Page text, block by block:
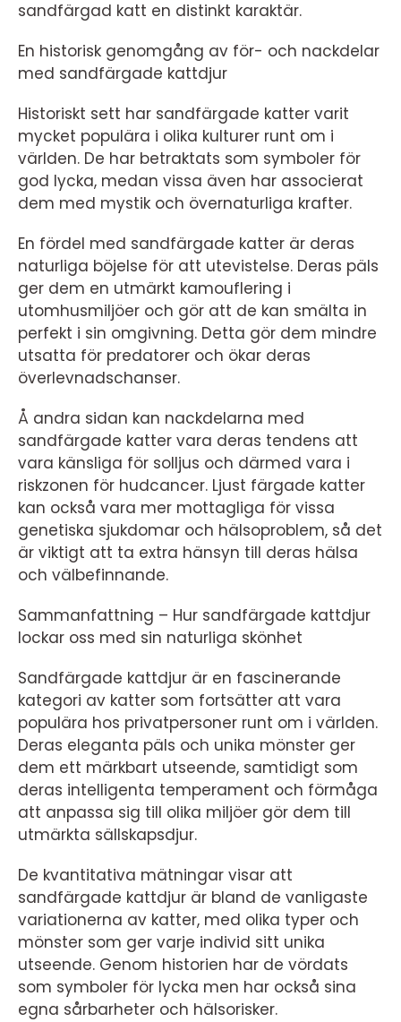
sandfärgad katt en distinkt karaktär.
En historisk genomgång av för- och nackdelar
med sandfärgade kattdjur
Historiskt sett har sandfärgade katter varit
mycket populära i olika kulturer runt om i
världen. De har betraktats som symboler för
god lycka, medan vissa även har associerat
dem med mystik och övernaturliga krafter.
En fördel med sandfärgade katter är deras
naturliga böjelse för att utevistelse. Deras päls
ger dem en utmärkt kamouflering i
utomhusmiljöer och gör att de kan smälta in
perfekt i sin omgivning. Detta gör dem mindre
utsatta för predatorer och ökar deras
överlevnadschanser.
Å andra sidan kan nackdelarna med
sandfärgade katter vara deras tendens att
vara känsliga för solljus och därmed vara i
riskzonen för hudcancer. Ljust färgade katter
kan också vara mer mottagliga för vissa
genetiska sjukdomar och hälsoproblem, så det
är viktigt att ta extra hänsyn till deras hälsa
och välbefinnande.
Sammanfattning – Hur sandfärgade kattdjur
lockar oss med sin naturliga skönhet
Sandfärgade kattdjur är en fascinerande
kategori av katter som fortsätter att vara
populära hos privatpersoner runt om i världen.
Deras eleganta päls och unika mönster ger
dem ett märkbart utseende, samtidigt som
deras intelligenta temperament och förmåga
att anpassa sig till olika miljöer gör dem till
utmärkta sällskapsdjur.
De kvantitativa mätningar visar att
sandfärgade kattdjur är bland de vanligaste
variationerna av katter, med olika typer och
mönster som ger varje individ sitt unika
utseende. Genom historien har de vördats
som symboler för lycka men har också sina
egna sårbarheter och hälsorisker.